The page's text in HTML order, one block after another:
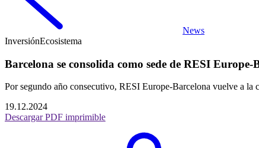
News
InversiónEcosistema
Barcelona se consolida como sede de RESI
Por segundo año consecutivo, RESI Europe-Barcelona vuelve a la
19.12.2024
Descargar PDF imprimible